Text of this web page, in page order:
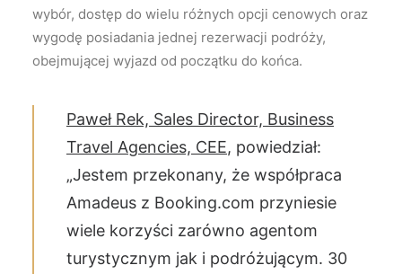
wybór, dostęp do wielu różnych opcji cenowych oraz
wygodę posiadania jednej rezerwacji podróży,
obejmującej wyjazd od początku do końca.
Paweł Rek, Sales Director, Business
Travel Agencies, CEE, powiedział:
„Jestem przekonany, że współpraca
Amadeus z Booking.com przyniesie
wiele korzyści zarówno agentom
turystycznym jak i podróżującym. 30